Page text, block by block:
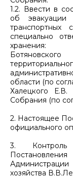
1.2. Ввести в
об эвакуации
транспортных
специально
хранения:
области (по
Халецкого Е.В.
Собрания (по
2. Настоящее
официального
3. Контроль
хозяйства